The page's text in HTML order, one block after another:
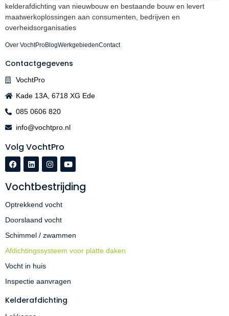
kelderafdichting van nieuwbouw en bestaande bouw en levert
maatwerkoplossingen aan consumenten, bedrijven en
overheidsorganisaties
Over VochtProBlogWerkgebiedenContact
Contactgegevens
VochtPro
Kade 13A, 6718 XG Ede
085 0606 820
info@vochtpro.nl
Volg VochtPro
Vochtbestrijding
Optrekkend vocht
Doorslaand vocht
Schimmel / zwammen
Afdichtingssysteem voor platte daken
Vocht in huis
Inspectie aanvragen
Kelderafdichting